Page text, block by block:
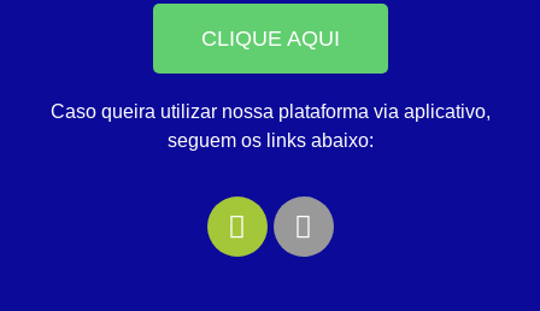
CLIQUE AQUI
Caso queira utilizar nossa plataforma via aplicativo,
seguem os links abaixo: